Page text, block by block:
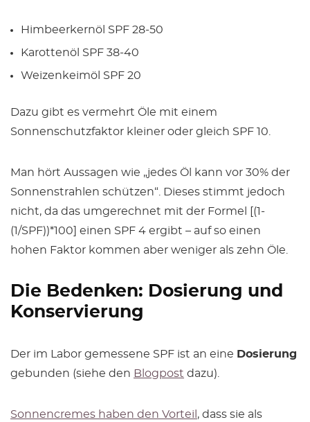
Himbeerkernöl SPF 28-50
Karottenöl SPF 38-40
Weizenkeimöl SPF 20
Dazu gibt es vermehrt Öle mit einem
Sonnenschutzfaktor kleiner oder gleich SPF 10.
Man hört Aussagen wie „jedes Öl kann vor 30% der
Sonnenstrahlen schützen“. Dieses stimmt jedoch
nicht, da das umgerechnet mit der Formel [(1-
(1/SPF))*100] einen SPF 4 ergibt – auf so einen
hohen Faktor kommen aber weniger als zehn Öle.
Die Bedenken: Dosierung und
Konservierung
Der im Labor gemessene SPF ist an eine Dosierung
gebunden (siehe den Blogpost dazu).
Sonnencremes haben den Vorteil , dass sie als